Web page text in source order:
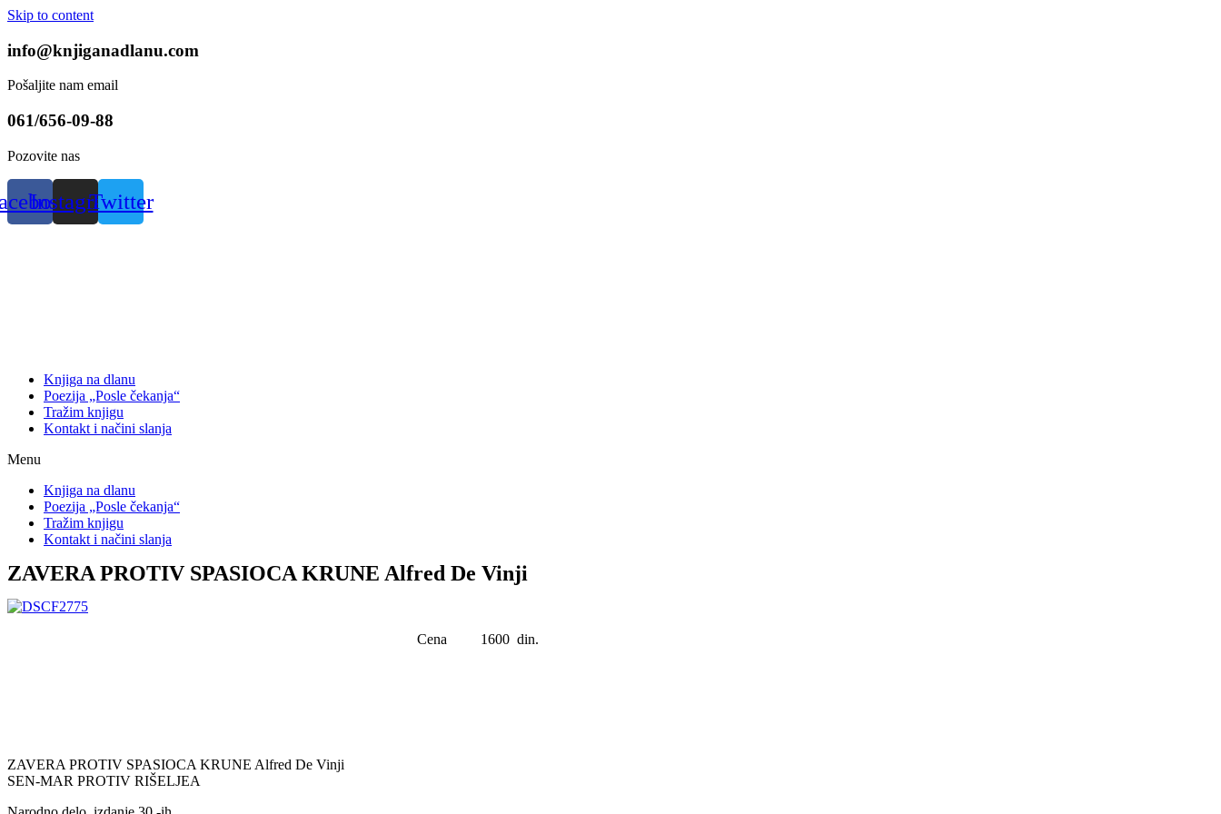
Skip to content
info@knjiganadlanu.com
Pošaljite nam email
061/656-09-88
Pozovite nas
InstagramTwitter
Knjiga na dlanu
Poezija „Posle čekanja“
Tražim knjigu
Kontakt i načini slanja
Menu
Knjiga na dlanu
Poezija „Posle čekanja“
Tražim knjigu
Kontakt i načini slanja
ZAVERA PROTIV SPASIOCA KRUNE Alfred De Vinji
Cena 1600 din.
ZAVERA PROTIV SPASIOCA KRUNE Alfred De Vinji
SEN-MAR PROTIV RIŠELJEA